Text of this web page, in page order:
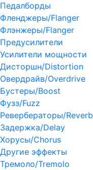
Педалборды
Фленджеры/Flanger
Флэнжеры/Flanger
Предусилители
Усилители мощности
Дисторшн/Distortion
Овердрайв/Overdrive
Бустеры/Boost
Фузз/Fuzz
Ревербераторы/Reverb
Задержка/Delay
Хорусы/Chorus
Другие эффекты
Тремоло/Tremolo